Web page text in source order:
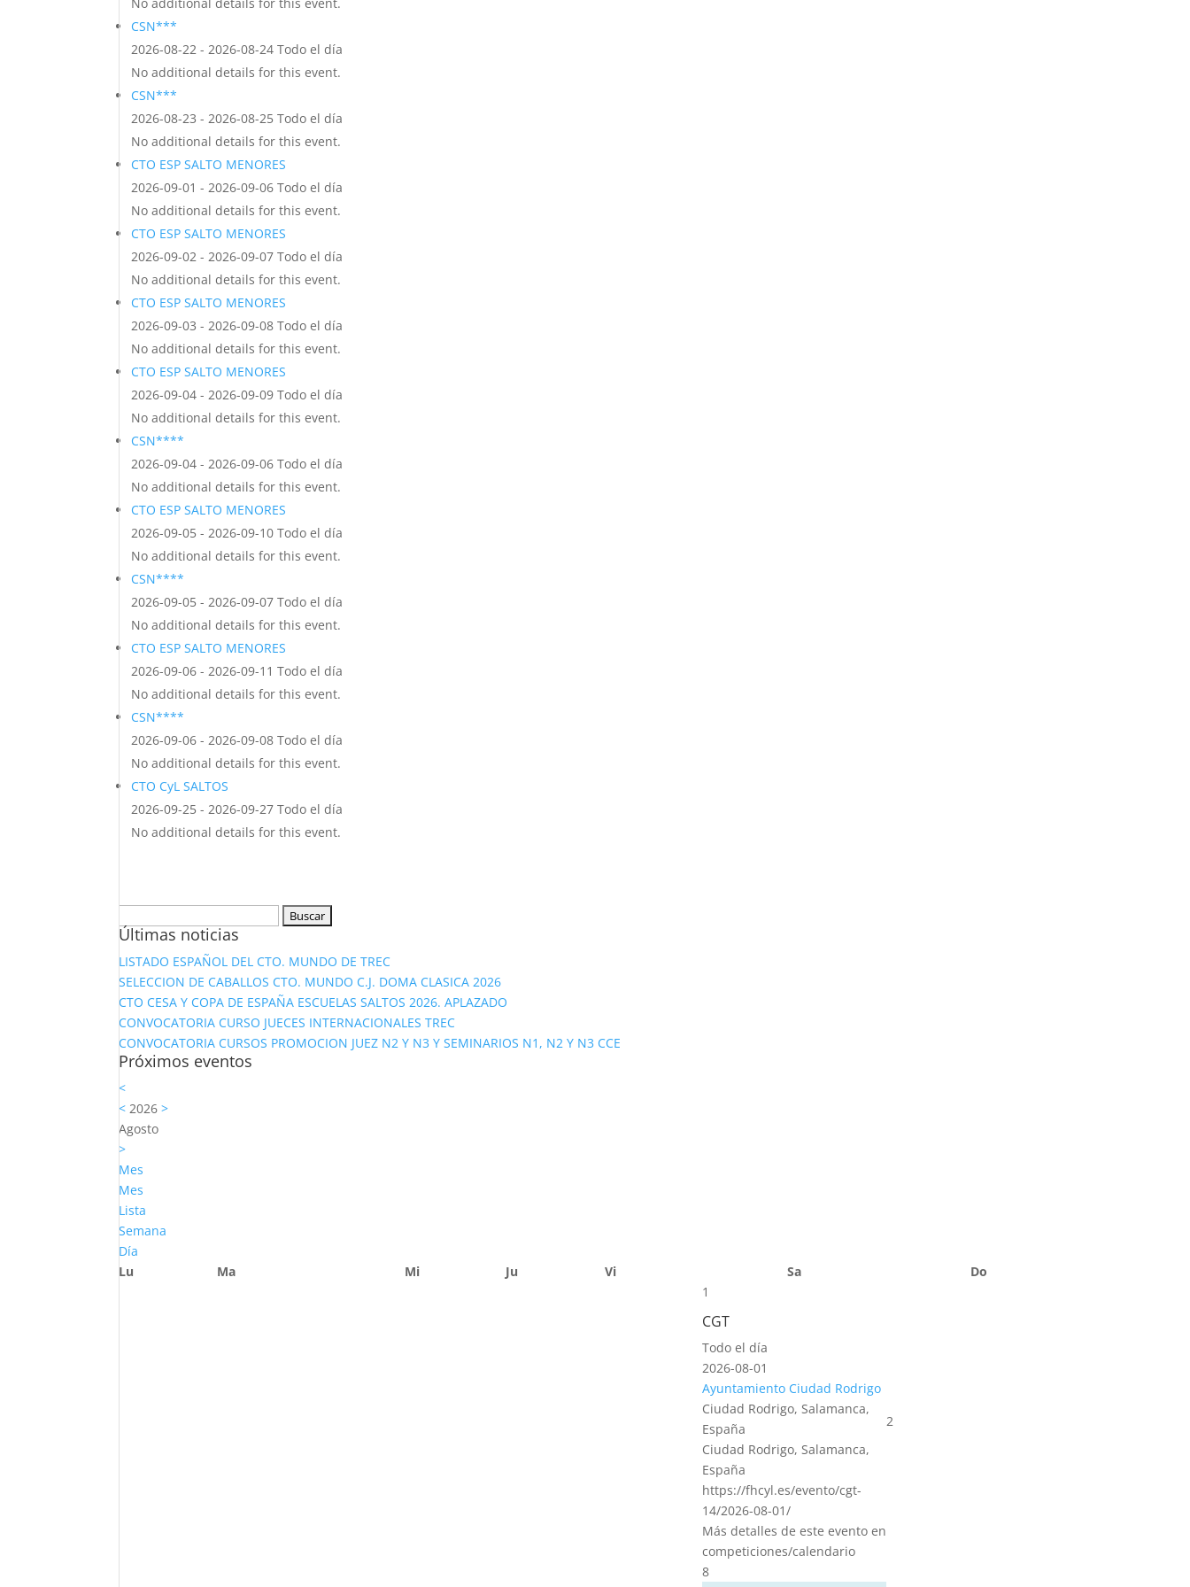
CSN***
2026-08-22 - 2026-08-24 Todo el día
No additional details for this event.
CSN***
2026-08-23 - 2026-08-25 Todo el día
No additional details for this event.
CTO ESP SALTO MENORES
2026-09-01 - 2026-09-06 Todo el día
No additional details for this event.
CTO ESP SALTO MENORES
2026-09-02 - 2026-09-07 Todo el día
No additional details for this event.
CTO ESP SALTO MENORES
2026-09-03 - 2026-09-08 Todo el día
No additional details for this event.
CTO ESP SALTO MENORES
2026-09-04 - 2026-09-09 Todo el día
No additional details for this event.
CSN****
2026-09-04 - 2026-09-06 Todo el día
No additional details for this event.
CTO ESP SALTO MENORES
2026-09-05 - 2026-09-10 Todo el día
No additional details for this event.
CSN****
2026-09-05 - 2026-09-07 Todo el día
No additional details for this event.
CTO ESP SALTO MENORES
2026-09-06 - 2026-09-11 Todo el día
No additional details for this event.
CSN****
2026-09-06 - 2026-09-08 Todo el día
No additional details for this event.
CTO CyL SALTOS
2026-09-25 - 2026-09-27 Todo el día
No additional details for this event.
Últimas noticias
LISTADO ESPAÑOL DEL CTO. MUNDO DE TREC
SELECCION DE CABALLOS CTO. MUNDO C.J. DOMA CLASICA 2026
CTO CESA Y COPA DE ESPAÑA ESCUELAS SALTOS 2026. APLAZADO
CONVOCATORIA CURSO JUECES INTERNACIONALES TREC
CONVOCATORIA CURSOS PROMOCION JUEZ N2 Y N3 Y SEMINARIOS N1, N2 Y N3 CCE
Próximos eventos
<
< 2026>
Agosto
>
Mes
Mes
Lista
Semana
Día
Lu
Ma Mi Ju Vi Sa
Do
1
CGT
Todo el día
2026-08-01
Ayuntamiento Ciudad Rodrigo
Ciudad Rodrigo, Salamanca,
España
Ciudad Rodrigo, Salamanca,
España
https://fhcyl.es/evento/cgt-
14/2026-08-01/
Más detalles de este evento en
competiciones/calendario
2
8